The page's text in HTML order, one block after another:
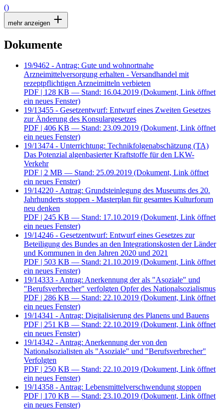
()
mehr anzeigen
Dokumente
19/9462 - Antrag: Gute und wohnortnahe
Arzneimittelversorgung erhalten - Versandhandel mit
rezeptpflichtigen Arzneimitteln verbieten
PDF | 128 KB — Stand: 16.04.2019 (Dokument, Link öffnet
ein neues Fenster)
19/13455 - Gesetzentwurf: Entwurf eines Zweiten Gesetzes
zur Änderung des Konsulargesetzes
PDF | 406 KB — Stand: 23.09.2019 (Dokument, Link öffnet
ein neues Fenster)
19/13474 - Unterrichtung: Technikfolgenabschätzung (TA)
Das Potenzial algenbasierter Kraftstoffe für den LKW-
Verkehr
PDF | 2 MB — Stand: 25.09.2019 (Dokument, Link öffnet
ein neues Fenster)
19/14220 - Antrag: Grundsteinlegung des Museums des 20.
Jahrhunderts stoppen - Masterplan für gesamtes Kulturforum
neu denken
PDF | 245 KB — Stand: 17.10.2019 (Dokument, Link öffnet
ein neues Fenster)
19/14246 - Gesetzentwurf: Entwurf eines Gesetzes zur
Beteiligung des Bundes an den Integrationskosten der Länder
und Kommunen in den Jahren 2020 und 2021
PDF | 503 KB — Stand: 21.10.2019 (Dokument, Link öffnet
ein neues Fenster)
19/14333 - Antrag: Anerkennung der als "Asoziale" und
"Berufsverbrecher" verfolgten Opfer des Nationalsozialismus
PDF | 286 KB — Stand: 22.10.2019 (Dokument, Link öffnet
ein neues Fenster)
19/14341 - Antrag: Digitalisierung des Planens und Bauens
PDF | 251 KB — Stand: 22.10.2019 (Dokument, Link öffnet
ein neues Fenster)
19/14342 - Antrag: Anerkennung der von den
Nationalsozialisten als "Asoziale" und "Berufsverbrecher"
Verfolgten
PDF | 250 KB — Stand: 22.10.2019 (Dokument, Link öffnet
ein neues Fenster)
19/14358 - Antrag: Lebensmittelverschwendung stoppen
PDF | 170 KB — Stand: 23.10.2019 (Dokument, Link öffnet
ein neues Fenster)